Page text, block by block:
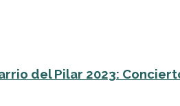
del Pilar 2023: